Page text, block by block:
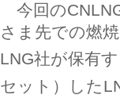
今回の
さま先での燃
LNG社が保有
セット）した